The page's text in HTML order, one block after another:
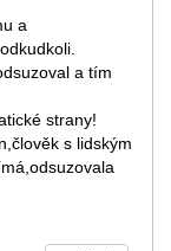
a
a tím
strany!
s lidským